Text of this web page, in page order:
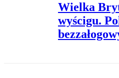
Wielka
wyścigu.